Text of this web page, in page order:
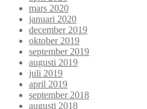
mars 2020
januari 2020
december 2019
oktober 2019
september 2019
augusti 2019
juli 2019
april 2019
september 2018
augusti 2018